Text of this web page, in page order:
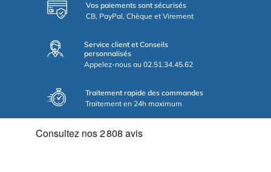
Vos paiements sont sécurisés
CB, PayPal, Chèque et Virement
Service client et Conseils
personnalisés
Appelez-nous au 02.51.34.45.62
Traitement rapide des commandes
Traitement en 24h maximum